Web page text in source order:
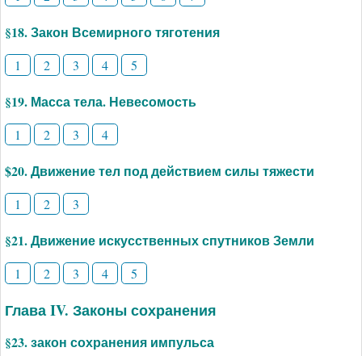
§18. Закон Всемирного тяготения
1 2 3 4 5
§19. Масса тела. Невесомость
1 2 3 4
$20. Движение тел под действием силы тяжести
1 2 3
§21. Движение искусственных спутников Земли
1 2 3 4 5
Глава IV. Законы сохранения
§23. закон сохранения импульса